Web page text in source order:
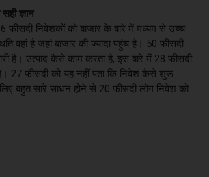
ज्ञान
निवेशकों को बाजार के बारे में मध्यम से उच्च
वहां है जहां बाजार की ज्यादा पहुंच है। 50 फीसदी
है। उत्पाद कैसे काम करता है, इस बारे में 28 फीसदी
27 फीसदी को यह नहीं पता कि निवेश कैसे शुरू
बहुत सारे साधन होने से 20 फीसदी लोग निवेश को